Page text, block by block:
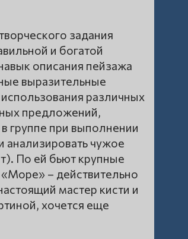
задания
и богатой
описания пейзажа
выразительные
различных
предложений,
группе при выполнении
анализировать чужое
По ей бьют крупные
– действительно
мастер кисти и
хочется еще